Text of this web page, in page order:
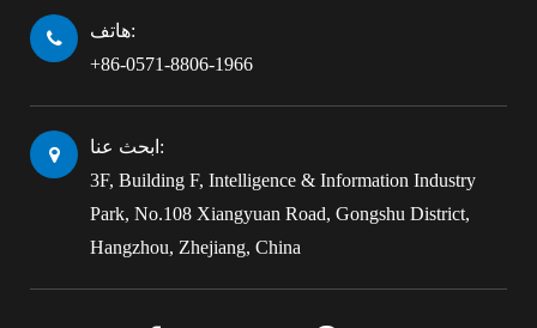
هاتف:
+86-0571-8806-1966
ابحث عنا:
3F, Building F, Intelligence & Information Industry
Park, No.108 Xiangyuan Road, Gongshu District,
Hangzhou, Zhejiang, China